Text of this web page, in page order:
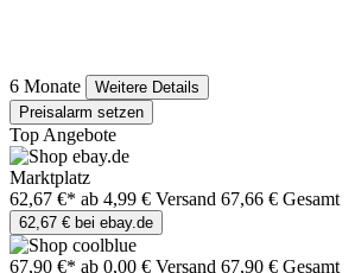
6 Monate
Weitere Details
Preisalarm setzen
Top Angebote
Marktplatz
62,67 €* ab 4,99 € Versand 67,66 € Gesamt
62,67 € bei ebay.de
67,90 €* ab 0,00 € Versand 67,90 € Gesamt